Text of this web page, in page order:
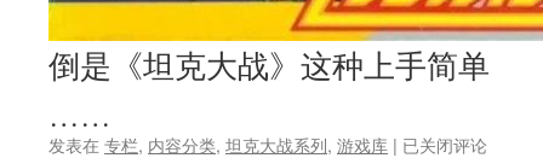
倒是《坦克大战》这种上手简单
……
发表在 专栏, 内容分类, 坦克大战系列, 游戏库 | FC
已关闭评论